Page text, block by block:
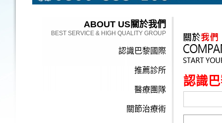
ABOUT US關於我們
BEST SERVICE & HIGH QUALITY GROUP
認識巴黎國際
推薦診所
醫療團隊
關節治療術
認識